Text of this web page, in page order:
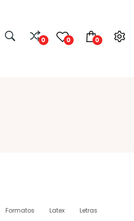
0
0
0
Formatos Latex
Letras